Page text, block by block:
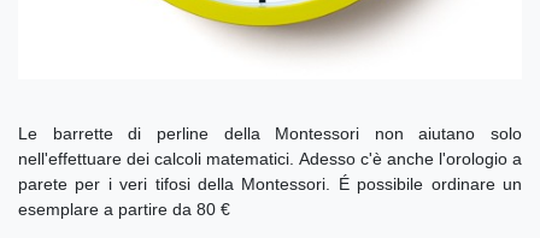
Le barrette di perline della Montessori non aiutano solo
nell'effettuare dei calcoli matematici. Adesso c'è anche l'orologio a
parete per i veri tifosi della Montessori. É possibile ordinare un
esemplare a partire da 80 €